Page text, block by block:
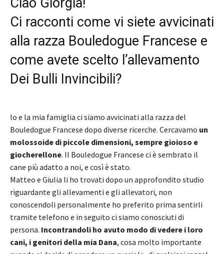
Ci racconti come vi siete avvicinati
alla razza Bouledogue Francese e
come avete scelto l’allevamento
Dei Bulli Invincibili?
Io e la mia famiglia ci siamo avvicinati alla razza del
Bouledogue Francese dopo diverse ricerche. Cercavamo un
molossoide di piccole dimensioni, sempre gioioso e
giocherellone. Il Bouledogue Francese ci è sembrato il
cane più adatto a noi, e così è stato.
Matteo e Giulia li ho trovati dopo un approfondito studio
riguardante gli allevamenti e gli allevatori, non
conoscendoli personalmente ho preferito prima sentirli
tramite telefono e in seguito ci siamo conosciuti di
persona. Incontrandoli ho avuto modo di vedere i loro
cani, i genitori della mia Dana, cosa molto importante